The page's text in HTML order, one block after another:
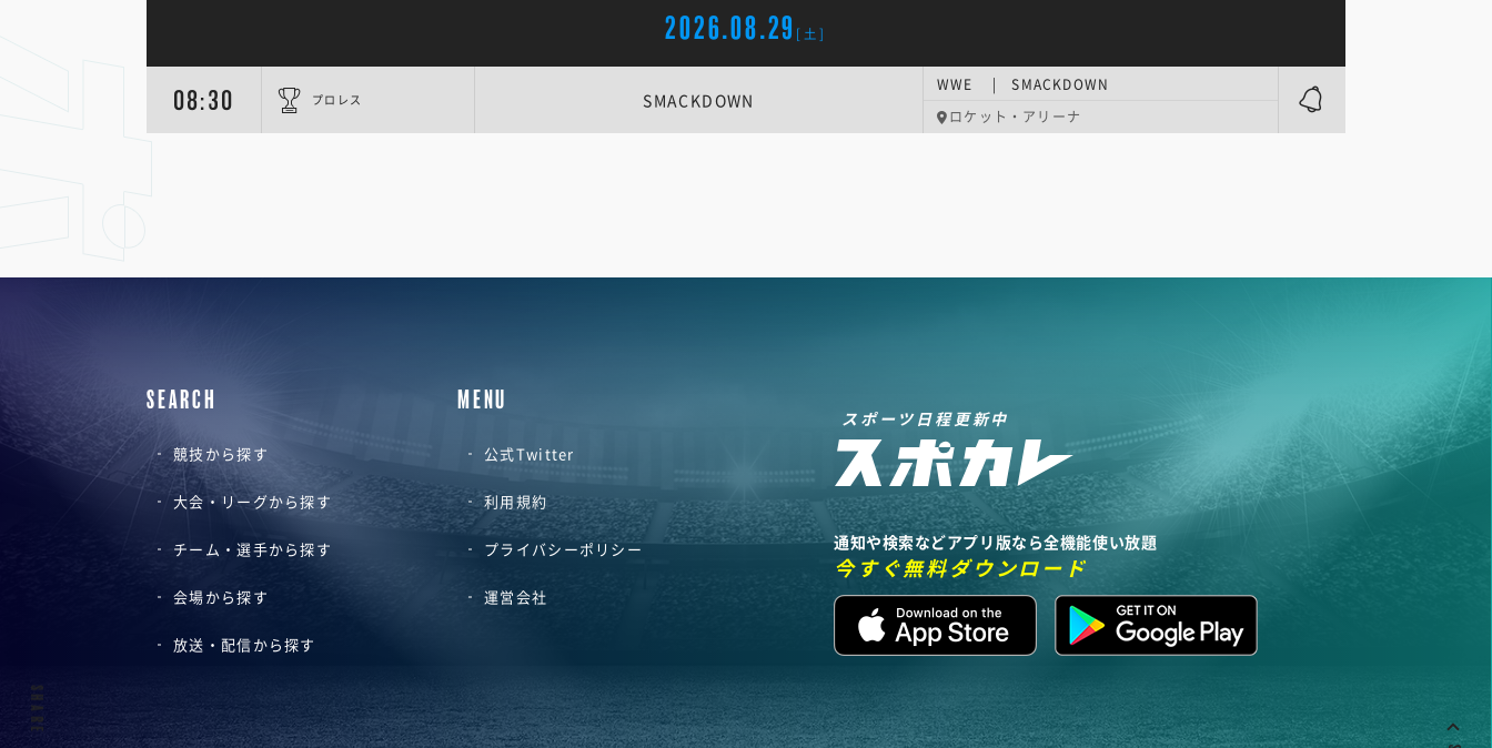
2026.08.29 [土]
08:30 プロレス SMACKDOWN
WWE | SMACKDOWN
ロケット・アリーナ
SEARCH
競技から探す
大会・リーグから探す
チーム・選手から探す
会場から探す
放送・配信から探す
MENU
公式Twitter
利用規約
プライバシーポリシー
運営会社
スポーツ日程更新中
通知や検索などアプリ版なら全機能使い放題
今すぐ無料ダウンロード
SHARE